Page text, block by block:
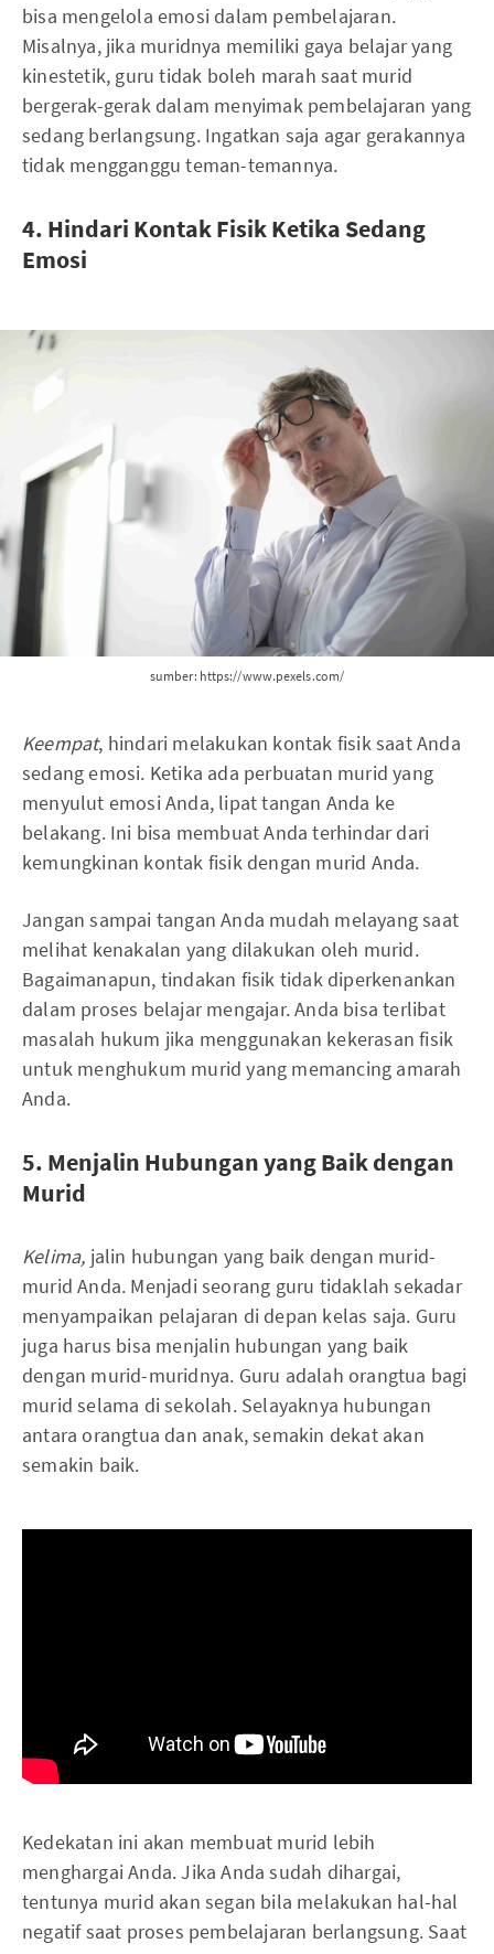
bisa mengelola emosi dalam pembelajaran.
Misalnya, jika muridnya memiliki gaya belajar yang
kinestetik, guru tidak boleh marah saat murid
bergerak-gerak dalam menyimak pembelajaran yang
sedang berlangsung. Ingatkan saja agar gerakannya
tidak mengganggu teman-temannya.
4. Hindari Kontak Fisik Ketika Sedang
Emosi
sumber: https://www.pexels.com/
Keempat, hindari melakukan kontak fisik saat Anda
sedang emosi. Ketika ada perbuatan murid yang
menyulut emosi Anda, lipat tangan Anda ke
belakang. Ini bisa membuat Anda terhindar dari
kemungkinan kontak fisik dengan murid Anda.
Jangan sampai tangan Anda mudah melayang saat
melihat kenakalan yang dilakukan oleh murid.
Bagaimanapun, tindakan fisik tidak diperkenankan
dalam proses belajar mengajar. Anda bisa terlibat
masalah hukum jika menggunakan kekerasan fisik
untuk menghukum murid yang memancing amarah
Anda.
5. Menjalin Hubungan yang Baik dengan
Murid
Kelima, jalin hubungan yang baik dengan murid-
murid Anda. Menjadi seorang guru tidaklah sekadar
menyampaikan pelajaran di depan kelas saja. Guru
juga harus bisa menjalin hubungan yang baik
dengan murid-muridnya. Guru adalah orangtua bagi
murid selama di sekolah. Selayaknya hubungan
antara orangtua dan anak, semakin dekat akan
semakin baik.
Kedekatan ini akan membuat murid lebih
menghargai Anda. Jika Anda sudah dihargai,
tentunya murid akan segan bila melakukan hal-hal
negatif saat proses pembelajaran berlangsung. Saat